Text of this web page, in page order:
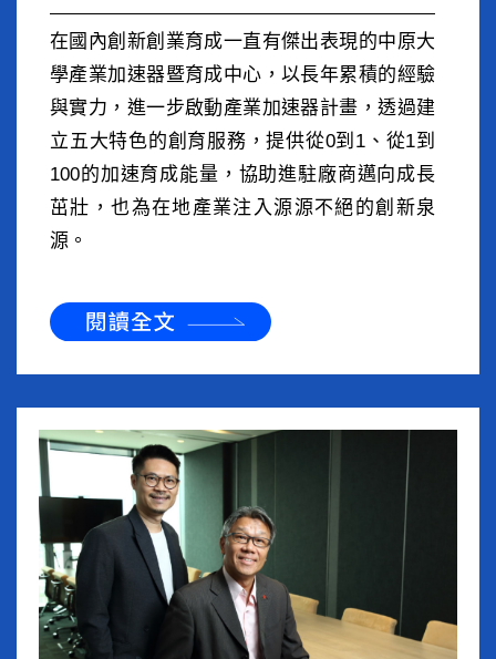
在國內創新創業育成一直有傑出表現的中原大
學產業加速器暨育成中心，以長年累積的經驗
與實力，進一步啟動產業加速器計畫，透過建
立五大特色的創育服務，提供從0到1、從1到
100的加速育成能量，協助進駐廠商邁向成長
茁壯，也為在地產業注入源源不絕的創新泉
源。